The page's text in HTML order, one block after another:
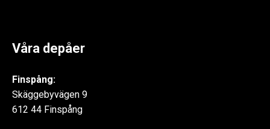
Våra depåer
Finspång:
Skäggebyvägen 9
612 44 Finspång